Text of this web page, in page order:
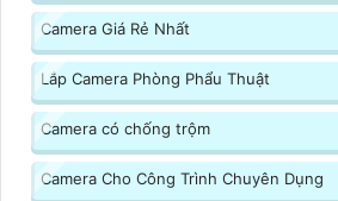
Camera Giá Rẻ Nhất
Lắp Camera Phòng Phẩu Thuật
Camera có chống trộm
Camera Cho Công Trình Chuyên Dụng